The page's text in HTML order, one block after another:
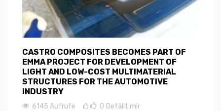
CASTRO COMPOSITES BECOMES PART OF
EMMA PROJECT FOR DEVELOPMENT OF
LIGHT AND LOW-COST MULTIMATERIAL
STRUCTURES FOR THE AUTOMOTIVE
INDUSTRY
6145 Aufrufe 0 Gefällt mir